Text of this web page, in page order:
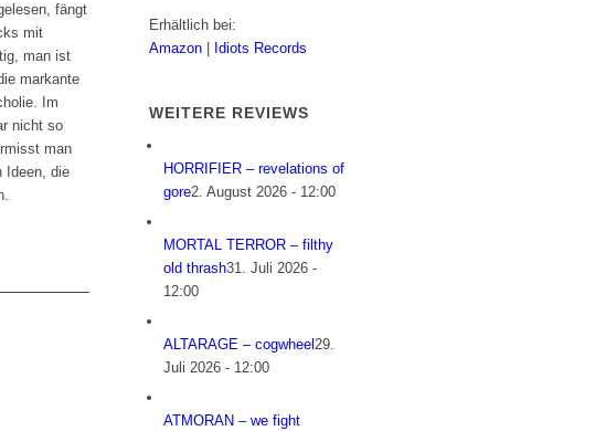
fängt
mit
man ist
markante
Im
nicht so
man
Ideen, die
Erhältlich bei:
Amazon
Idiots Records
WEITERE REVIEWS
HORRIFIER – revelations of
gore2. August 2026 - 12:00
MORTAL TERROR – filthy
old thrash31. Juli 2026 -
12:00
ALTARAGE – cogwheel29.
Juli 2026 - 12:00
ATMORAN – we fight